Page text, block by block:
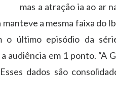
mas a atração ia ao ar
a mesma faixa do
o último episódio da
em 1 ponto. “A
dados são